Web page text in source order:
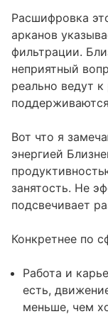
Расшифровка
арканов
фильтрации.
неприятный
реально ведут к
Вот что я
энергией
занятость. Не
подсвечивает
Конкретнее по
Работа и
есть,
меньше, чем